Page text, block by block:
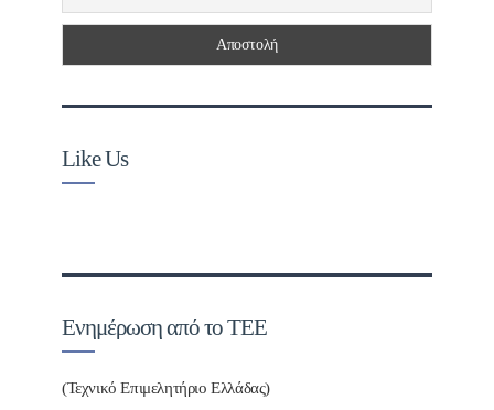
Like Us
Ενημέρωση από το ΤΕΕ
(Τεχνικό Επιμελητήριο Ελλάδας)